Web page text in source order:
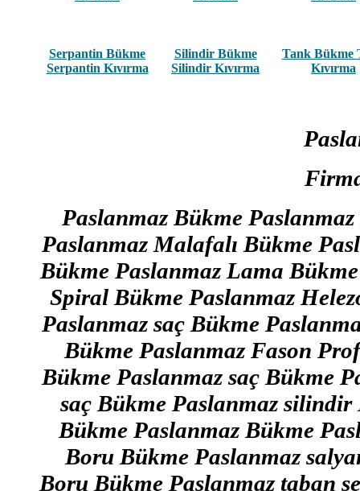
Serpantin Bükme
Serpantin Kıvırma
Silindir Bükme
Silindir Kıvırma
Tank Bükme
Kıvırma
Paslanmaz Bükme
Paslanmaz Malafalı Bükme
Bükme Paslanmaz Lama
Spiral Bükme Paslanmaz
Paslanmaz saç Bükme
Bükme Paslanmaz Fason
Bükme Paslanmaz saç Bükme
saç Bükme Paslanmaz
Bükme Paslanmaz Bükme
Boru Bükme Paslanmaz
Boru Bükme Paslanmaz taban